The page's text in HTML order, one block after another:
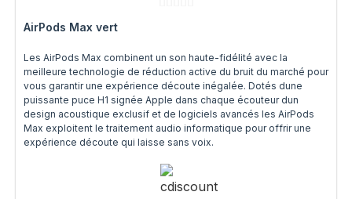
AirPods Max vert
Les AirPods Max combinent un son haute-fidélité avec la
meilleure technologie de réduction active du bruit du marché pour
vous garantir une expérience découte inégalée. Dotés dune
puissante puce H1 signée Apple dans chaque écouteur dun
design acoustique exclusif et de logiciels avancés les AirPods
Max exploitent le traitement audio informatique pour offrir une
expérience découte qui laisse sans voix.